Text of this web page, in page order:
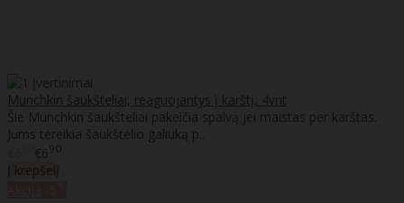
Munchkin šaukšteliai, reaguojantys į karštį, 4vnt
Šie Munchkin šaukšteliai pakeičia spalvą jei maistas per karštas.
Jums tereikia šaukštelio galiuką p..
€690